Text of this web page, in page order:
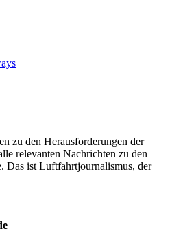
zu den Herausforderungen der
relevanten Nachrichten zu den
Das ist Luftfahrtjournalismus, der